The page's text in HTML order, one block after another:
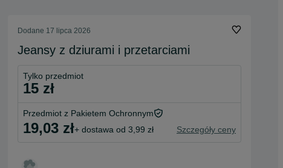
Dodane 17 lipca 2026
Jeansy z dziurami i przetarciami
Tylko przedmiot
15 zł
Przedmiot z Pakietem Ochronnym
19,03 zł+ dostawa od 3,99 zł Szczegóły ceny